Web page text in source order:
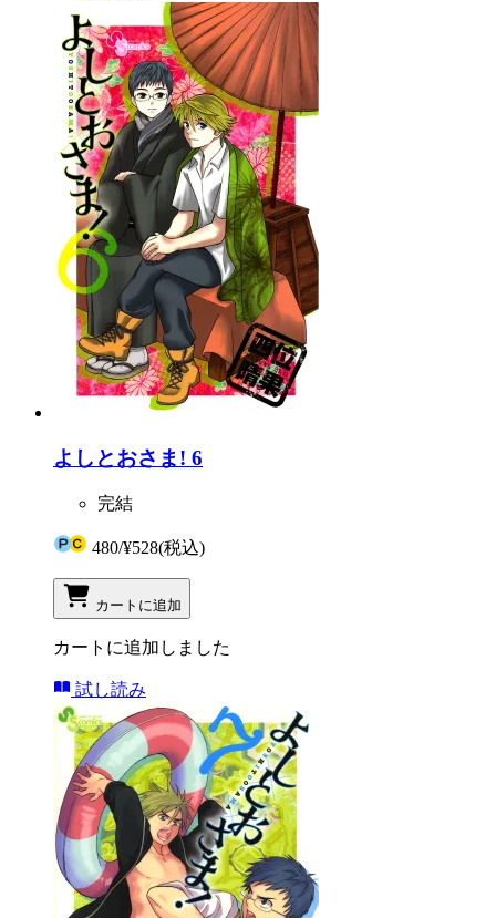
よしとおさま! 6
完結
480/¥528(税込)
カートに追加
カートに追加しました
試し読み